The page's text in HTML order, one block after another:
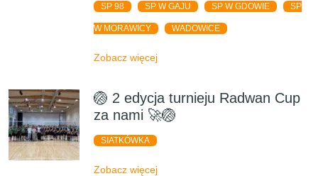
SP 98 SP W GAJU SP W GDOWIE SP
W MORAWICY WADOWICE
Zobacz więcej
🏐 2 edycja turnieju Radwan Cup
za nami 🚀🏐
SIATKÓWKA
Zobacz więcej